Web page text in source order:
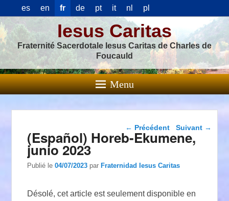
es en fr de pt it nl pl
Iesus Caritas
Fraternité Sacerdotale Iesus Caritas de Charles de
Foucauld
Menu
Navigation dans les
articles
← Précédent Suivant →
(Español) Horeb-Ekumene,
junio 2023
Publié le04/07/2023 parFraternidad Iesus Caritas
Désolé, cet article est seulement disponible en